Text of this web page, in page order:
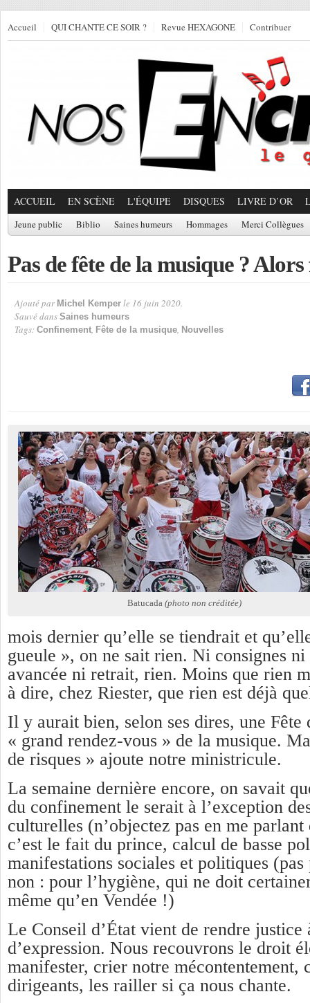
Accueil QUI CHANTE CE SOIR ? Revue HEXAGONE Contribuer
ACCUEIL EN SCÈNE L'ÉQUIPE DISQUES LIVRE D’OR
Jeune public Biblio Saines humeurs Hommages Merci Collègues
Pas de fête de la musique ?
Ajouté par Michel Kemper le 16 juin 2020.
Sauvé dans Saines humeurs
Tags: Confinement, Fête de la musique, Nouvelles
Batucada (photo non créditée)
mois dernier qu’elle se tiendrait et
gueule », on ne sait rien. Ni consignes
avancée ni retrait, rien. Moins que rien
à dire, chez Riester, que rien est déjà
Il y aurait bien, selon ses dires, une Fête
« grand rendez-vous » de la musique.
de risques » ajoute notre ministricule.
La semaine dernière encore, on savait
du confinement le serait à l’exception
culturelles (n’objectez pas en me
c’est le fait du prince, calcul de basse
manifestations sociales et politiques
non : pour l’hygiène, qui ne doit
même qu’en Vendée !)
Le Conseil d’État vient de rendre justice
d’expression. Nous recouvrons le droit
manifester, crier notre mécontentement,
dirigeants, les railler si ça nous chante.